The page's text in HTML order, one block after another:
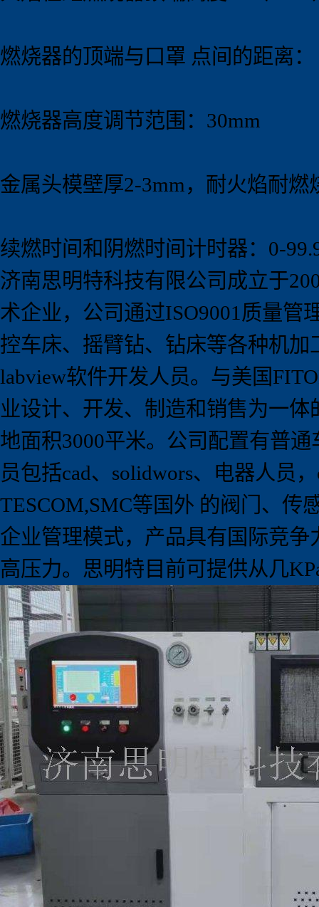
燃烧器的顶端与口罩 点间的距离
燃烧器高度调节范围：30mm
金属头模壁厚2-3mm，耐火焰耐燃
续燃时间和阴燃时间计时器：0-
济南思明特科技有限公司成立于
术企业， 公司通过ISO9001 质量管
控车床、摇臂钻、钻床等各种机
labview软件开发人员。 与美国
业设计、开发、制造和销售为一体
地面积3000平米。 公司配置有普
员包括cad、 solidwors、电器人员，
TESCOM,SMC等国外 的阀门、传
企业管理模式，产品具有国际竞
高压力。思明特目前可提供从几